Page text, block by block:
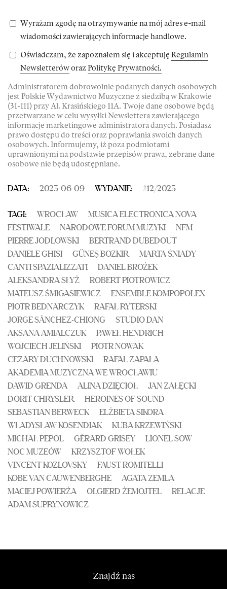
Wyrażam zgodę na otrzymywanie na mój adres e-mail
wiadomości zawierających informacje handlowe.
Oświadczam, że zapoznałem się i akceptuję Regulamin
NewsletteróworazPolitykę Prywatności.
Administratorem dobrowolnie podanych danych osobowych
jest Polskie Wydawnictwo Muzyczne z siedzibą w Krakowie
(31-111) przy Al. Krasińskiego 11A. Twoje dane osobowe będą
przetwarzane w celu wysyłki Newslettera zawierającego
informacje marketingowe administratora danych. Posiadasz
prawo dostępu do treści oraz poprawiania swoich danych
osobowych. Informujemy, iż poza podmiotami
uprawnionymi na podstawie przepisów prawa, zebrane dane
osobowe nie będą udostępniane.
DATA: 2023-06-09 WYDANIE: #12/2023
TAGI: WROCŁAW
MUSICA ELECTRONICA NOVA
FESTIWALE
NARODOWE FORUM MUZYKI
NFM
PIERRE JODLOWSKI
BERTRAND DUBEDOUT
DANIELE GHISI
GÜNEŞ BOZKIR
MARTA ŚNIADY
CANTI SPAZIALIZZATI
DANIEL BROŻEK
ALEKSANDRA SŁYŻ
ROBERT PIOTROWICZ
MATEUSZ ŚMIGASIEWICZ
ENSEMBLE KOMPOPOLEX
PIOTR BEDNARCZYK
RAFAŁ RYTERSKI
JORGE SÁNCHEZ-CHIONG
STUDIO DAN
AKSANA AMIALCZUK
PAWEŁ HENDRICH
WOJCIECH JELIŃSKI
PIOTR NOWAK
CEZARY DUCHNOWSKI
RAFAŁ ZAPAŁA
AKADEMIA MUZYCZNA WE WROCŁAWIU
DAWID GRENDA
ALINA DZIĘCIOŁ
JAN ZAŁĘCKI
DORIT CHRYSLER
HEROINES OF SOUND
SEBASTIAN BERWECK
ELŻBIETA SIKORA
WŁADYSŁAW KOSENDIAK
KUBA KRZEWIŃSKI
MICHAŁ PEPOL
GÉRARD GRISEY
LIONEL SOW
NOC MUZEÓW
KRZYSZTOF WOŁEK
VINCENT KOZLOVSKY
FAUST ROMITELLI
KOBE VAN CAUWENBERGHE
AGATA ZEMLA
MACIEJ POWIERŻA
OLGIERD ŻEMOJTEL
RELACJE
ADAM SUPRYNOWICZ
Znajdź nas